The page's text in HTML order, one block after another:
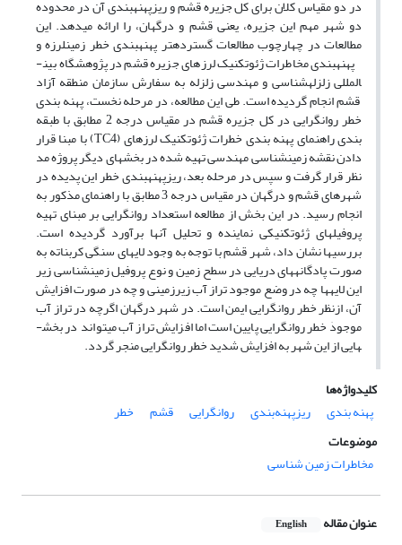
در دو مقیاس کلان برای کل جزیره قشم و ریزپهنه­بندی آن در محدوده
دو شهر مهم این جزیره، یعنی قشم و درگهان، را ارائه می­دهد. این
مطالعات در چهارچوب مطالعات گسترده­تر پهنه­بندی خطر زمینلرزه و
پهنه­بندی مخاطرات ژئوتکنیک لرزه­ای جزیره قشم در پژوهشگاه بین­
المللی زلزله­شناسی و مهندسی زلزله به سفارش سازمان منطقه آزاد
قشم انجام گردیده است. طی این مطالعه، در مرحله نخست، پهنه بندی
خطر روانگرایی در کل جزیره قشم در مقیاس درجه 2 مطابق با طبقه
بندی راهنمای پهنه بندی خطرات ژئوتکنیک لرزه­ای (TC4) با مبنا قرار
دادن نقشه زمین­شناسی مهندسی تهیه شده در بخش­های دیگر پروژه مد
نظر قرار گرفت و سپس در مرحله بعد، ریزپهنه­بندی خطر این پدیده در
شهرهای قشم و درگهان در مقیاس درجه 3 مطابق با راهنمای مذکور به
انجام رسید. در این بخش از مطالعه استعداد روانگرایی بر مبنای تهیه
پروفیل­های ژئوتکنیکی نماینده و تحلیل آنها برآورد گردیده است.
بررسی­ها نشان داد، شهر قشم با توجه به وجود لایه­ای سنگی کربناته به
صورت پادگانه­های دریایی در سطح زمین و نوع پروفیل زمین­شناسی زیر
این لایه­ها چه در وضع موجود تراز آب زیرزمینی و چه در صورت افزایش
آن، ازنظر خطر روانگرایی ایمن است. در شهر درگهان اگرچه در تراز آب
موجودٰ خطر روانگرایی پایین است اما افزایش تراز آب می­تواند در بخش­
هایی از این شهر به افزایش شدید خطر روانگرایی منجر گردد.
کلیدواژه‌ها
پهنه بندی
ریزپهنه‌بندی روانگرایی قشم
خطر
موضوعات
مخاطرات زمین شناسی
عنوان مقاله English